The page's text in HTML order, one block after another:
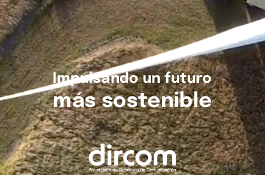
Impulsando un futuro
más sostenible